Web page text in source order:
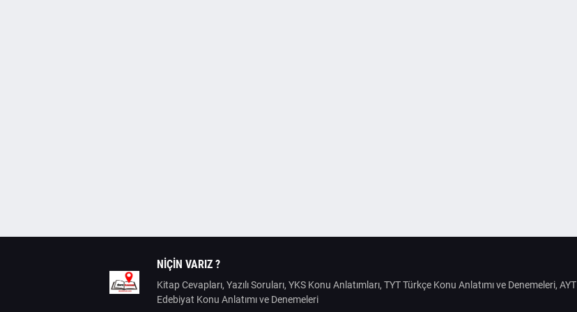
NIÇIN VARIZ ?
Kitap Cevapları, Yazılı Soruları, YKS Konu Anlatımları, TYT Türkçe Konu Anlatımı ve Denemeleri, AYT
Edebiyat Konu Anlatımı ve Denemeleri